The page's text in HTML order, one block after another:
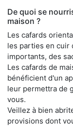
De quoi se
maison ?
Les cafards
les parties en cuir
importants, des
Les cafards de
bénéficient d'un
leur permettra de
vous.
Veillez à bien
provisions dont